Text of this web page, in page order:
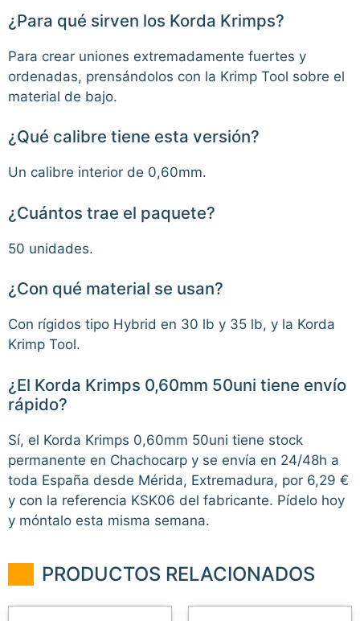
¿Para qué sirven los Korda Krimps?
Para crear uniones extremadamente fuertes y
ordenadas, prensándolos con la Krimp Tool sobre el
material de bajo.
¿Qué calibre tiene esta versión?
Un calibre interior de 0,60mm.
¿Cuántos trae el paquete?
50 unidades.
¿Con qué material se usan?
Con rígidos tipo Hybrid en 30 lb y 35 lb, y la Korda
Krimp Tool.
¿El Korda Krimps 0,60mm 50uni tiene envío
rápido?
Sí, el Korda Krimps 0,60mm 50uni tiene stock
permanente en Chachocarp y se envía en 24/48h a
toda España desde Mérida, Extremadura, por 6,29 €
y con la referencia KSK06 del fabricante. Pídelo hoy
y móntalo esta misma semana.
PRODUCTOS RELACIONADOS